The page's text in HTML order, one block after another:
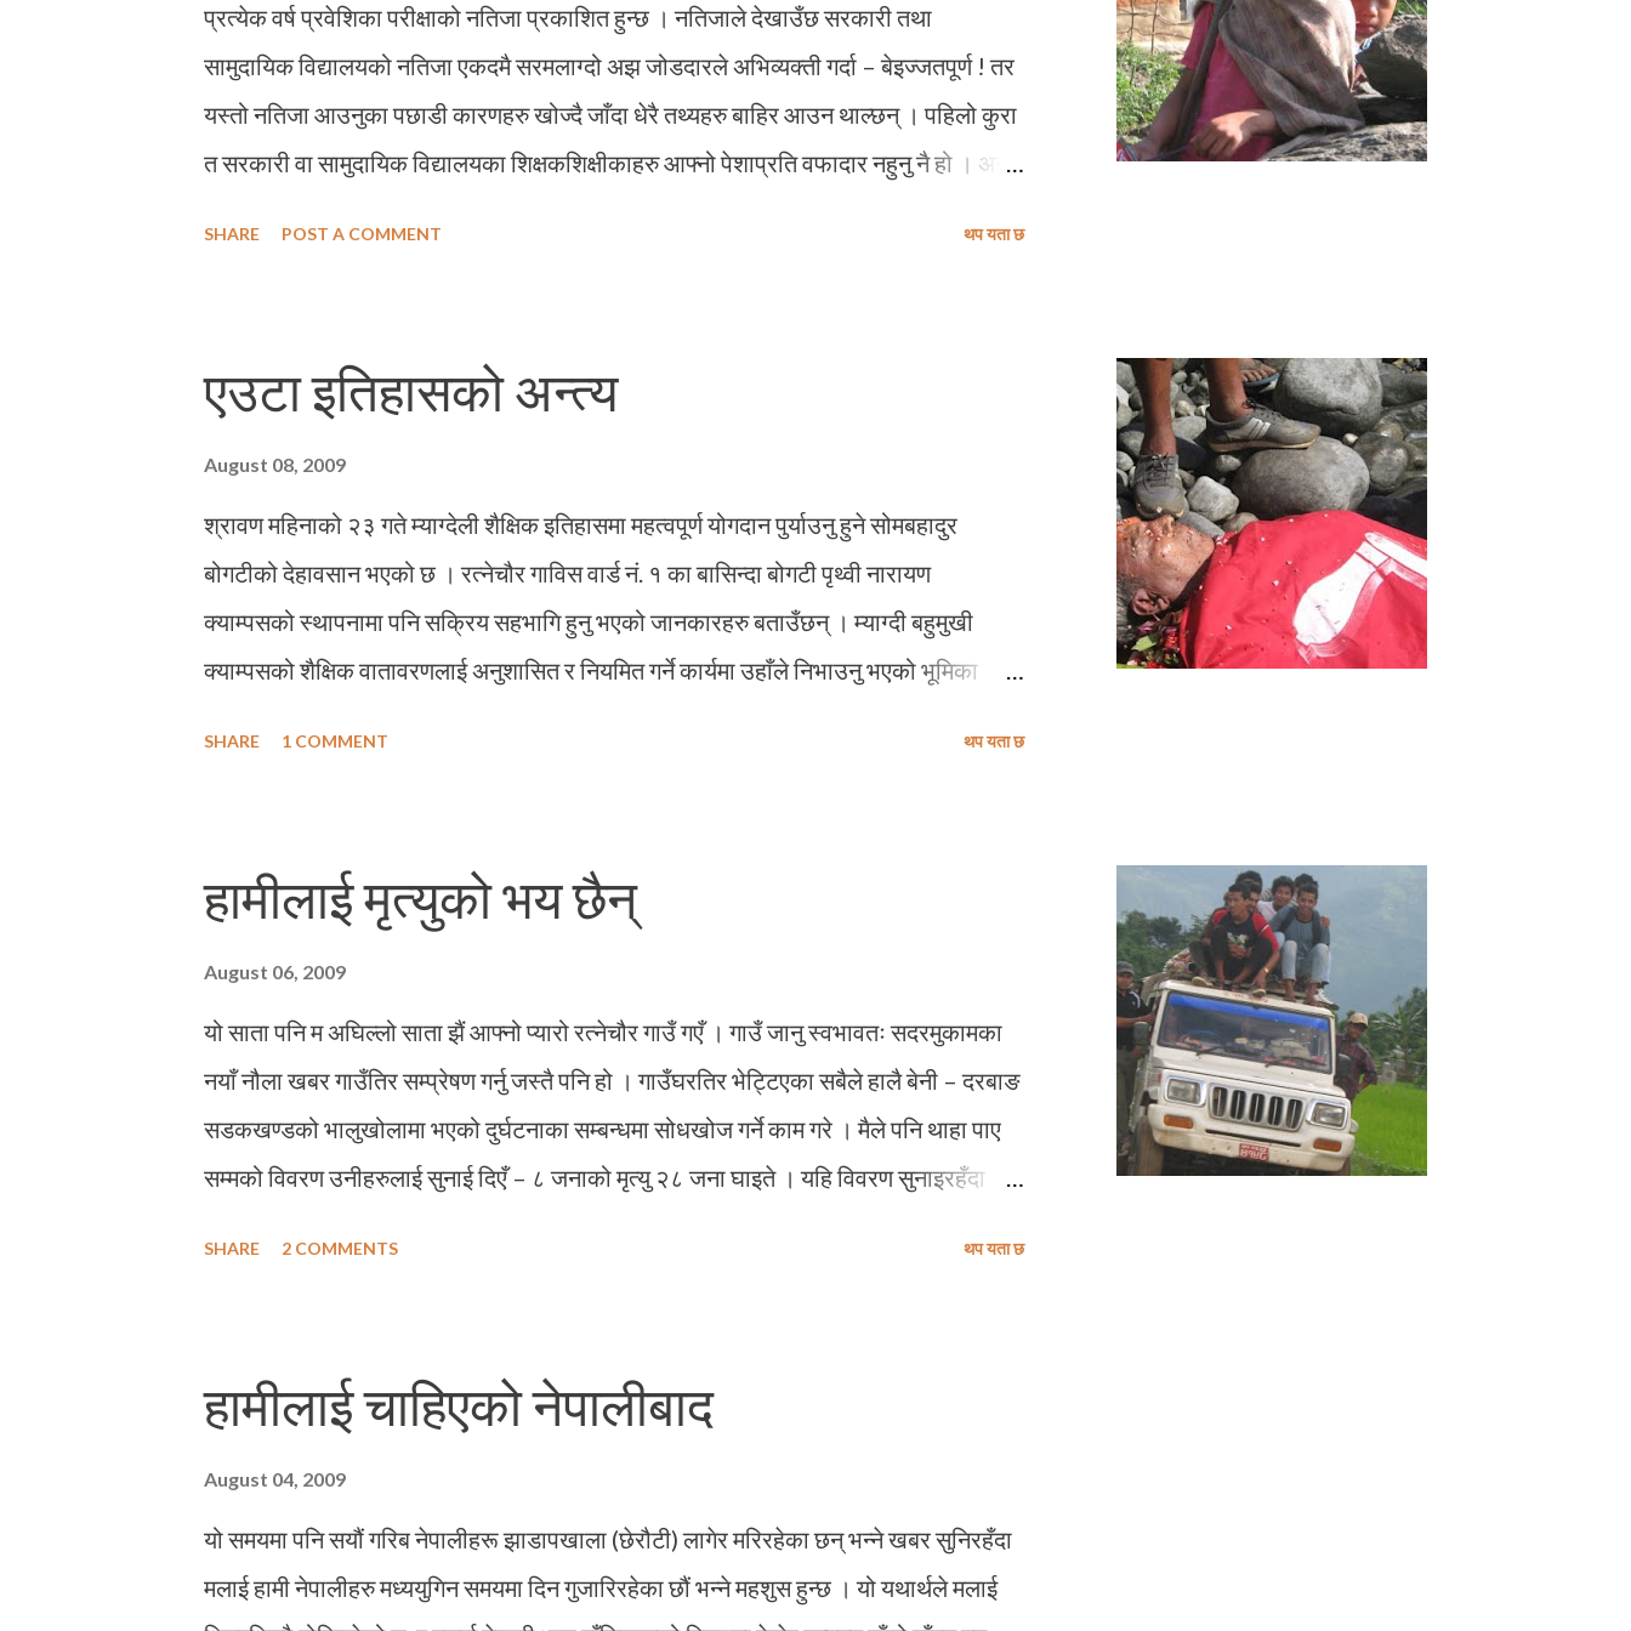
प्रत्येक वर्ष प्रवेशिका परीक्षाको नतिजा प्रकाशित हुन्छ । नतिजाले देखाउँछ सरकारी तथा
सामुदायिक विद्यालयको नतिजा एकदमै सरमलाग्दो अझ जोडदारले अभिव्यक्ती गर्दा – बेइज्जतपूर्ण ! तर
यस्तो नतिजा आउनुका पछाडी कारणहरु खोज्दै जाँदा धेरै तथ्यहरु बाहिर आउन थाल्छन् । पहिलो कुरा
त सरकारी वा सामुदायिक विद्यालयका शिक्षकशिक्षीकाहरु आफ्नो पेशाप्रति वफादार नहुनु नै हो । अरु
दिइएको तस्विर बेनी (म्याग्दी जिल्लाको सदरमुकाम) देखि झण्डै ३० किमी उत्तरमा अवस्थित मुना गाविस
(हालको धौलागिरि गाउँपालिका, मुना) को हो । यस तस्बिरमा देखिएका नानीहरु झण्डै आधा घण्टाको
बाटो हिडेर पानी ओसार्न विवश छन् । अब तपाई नै अनुमान गर्नुसु – यी नानीहरुले कतिबेला पढ्ने ?
SHARE POST A COMMENT थप यता छ
एउटा इतिहासको अन्त्य
August 08, 2009
श्रावण महिनाको २३ गते म्याग्देली शैक्षिक इतिहासमा महत्वपूर्ण योगदान पुर्याउनु हुने सोमबहादुर
बोगटीको देहावसान भएको छ । रत्नेचौर गाविस वार्ड नं. १ का बासिन्दा बोगटी पृथ्वी नारायण
क्याम्पसको स्थापनामा पनि सक्रिय सहभागि हुनु भएको जानकारहरु बताउँछन् । म्याग्दी बहुमुखी
क्याम्पसको शैक्षिक वातावरणलाई अनुशासित र नियमित गर्ने कार्यमा उहाँले निभाउनु भएको भूमिका
अध्यक्ष पदमा रही आफ्नो काममा खटिरहनु भएको थियो । उहाँको देहावसानले म्याग्दीले एक अनुशासित
र संघर्षशिल शैक्षिक सिपाही गुमाएको कुरामा कसैको दुई मत नरहला । स्व. बोगटीको आत्माको चीर
शान्तिका लागि म भगवान्सँग प्रार्थना गर्दछु । साथै उहाँले प्रशस्त गरिदिएको शैक्षिक यात्रामा अगाडि
SHARE 1 COMMENT थप यता छ
हामीलाई मृत्युको भय छैन्
August 06, 2009
यो साता पनि म अघिल्लो साता झैं आफ्नो प्यारो रत्नेचौर गाउँ गएँ । गाउँ जानु स्वभावतः सदरमुकामका
नयाँ नौला खबर गाउँतिर सम्प्रेषण गर्नु जस्तै पनि हो । गाउँघरतिर भेट्टिएका सबैले हालै बेनी – दरबाङ
सडकखण्डको भालुखोलामा भएको दुर्घटनाका सम्बन्धमा सोधखोज गर्ने काम गरे । मैले पनि थाहा पाए
सम्मको विवरण उनीहरुलाई सुनाई दिएँ – ८ जनाको मृत्यु २८ जना घाइते । यहि विवरण सुनाइरहँदा
SHARE 2 COMMENTS थप यता छ
हामीलाई चाहिएको नेपालीबाद
August 04, 2009
यो समयमा पनि सयौं गरिब नेपालीहरू झाडापखाला (छेरौटी) लागेर मरिरहेका छन् भन्ने खबर सुनिरहँदा
मलाई हामी नेपालीहरु मध्ययुगिन समयमा दिन गुजारिरहेका छौं भन्ने महशुस हुन्छ । यो यथार्थले मलाई